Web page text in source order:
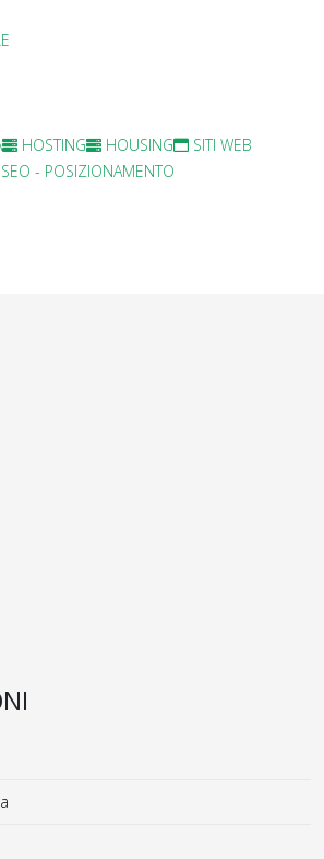
HOSTING HOUSING
SITI WEB
- POSIZIONAMENTO